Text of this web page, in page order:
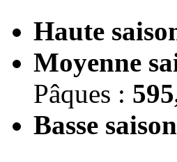
Haute
Moyenne
Pâques :
Basse